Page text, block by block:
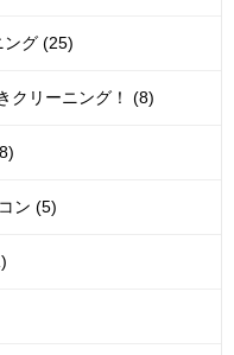
ング (25)
クリーニング！ (8)
ン (5)